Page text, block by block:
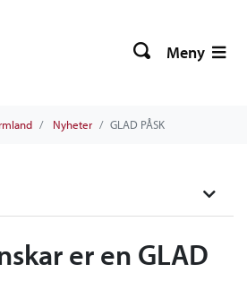
Meny
Nyheter GLAD PÅSK
er en GLAD